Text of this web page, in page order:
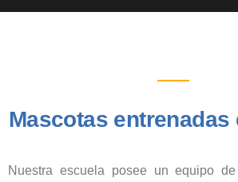
Mascotas entrenadas
Nuestra escuela posee un equipo